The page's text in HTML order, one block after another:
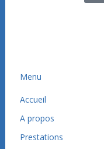
Menu
Accueil
A propos
Prestations